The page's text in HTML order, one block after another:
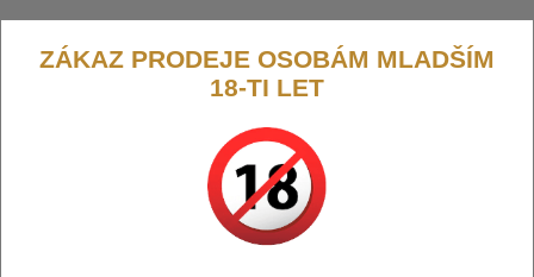
ZÁKAZ PRODEJE OSOBÁM MLADŠÍM
18-TI LET